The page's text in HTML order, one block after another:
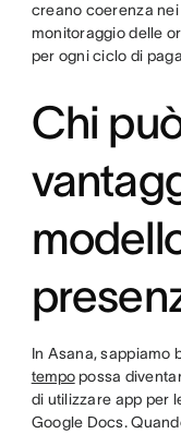
creano coerenza
monitoraggio delle
per ogni ciclo di
Chi
In Asana, sappiamo
tempopossa
di utilizzare app per
Google Docs.